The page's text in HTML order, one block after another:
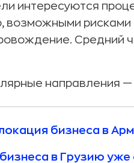
интересуются
возможными рисками
Средний
направления —
бизнеса в
в Грузию